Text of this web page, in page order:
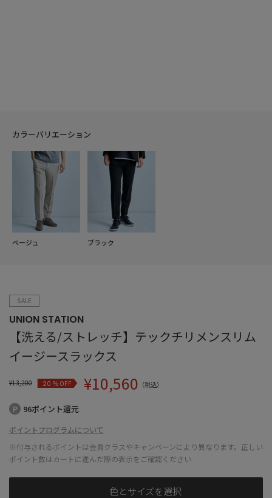
カラーバリエーション
ベージュ ブラック
SALE
UNION STATION
【洗える/ストレッチ】テックチリメンスリム
イージースラックス
¥13,200 20% OFF ¥10,560 （税込）
96ポイント還元
ポイントプログラムについて
※付与されるポイントは会員クラスやキャンペーンにより異なります。正しい
ポイント数はカートに進んだ際の表示をご確認ください
色とサイズを選択